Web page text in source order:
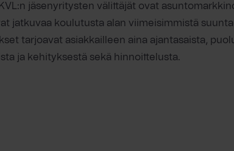
jäsenyritysten välittäjät ovat
jatkuvaa koulutusta alan viimeisimmistä
tarjoavat asiakkailleen aina ajantasaista,
ja kehityksestä sekä hinnoittelusta.